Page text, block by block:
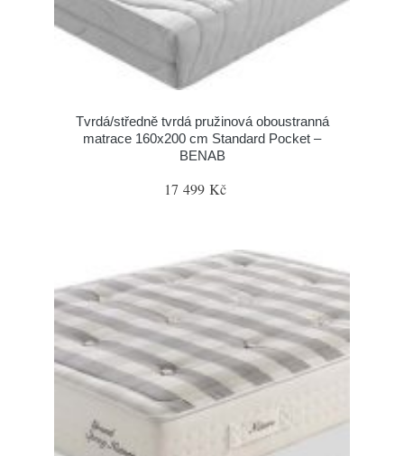
Tvrdá/středně tvrdá pružinová oboustranná
matrace 160x200 cm Standard Pocket –
BENAB
17 499 Kč